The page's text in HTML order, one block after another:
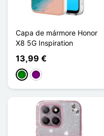
Capa de mármore Honor
X8 5G Inspiration
13,99 €
VerdePúrpura